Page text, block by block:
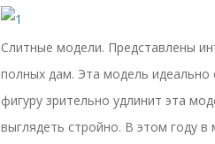
Слитные модели. Представлены
полных дам. Эта модель идеально
фигуру зрительно удлинит эта
выглядеть стройно. В этом году